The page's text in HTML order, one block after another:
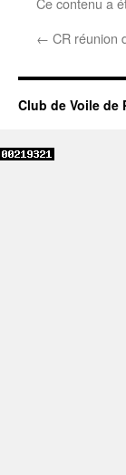
← CR réunion
Club de Voile de